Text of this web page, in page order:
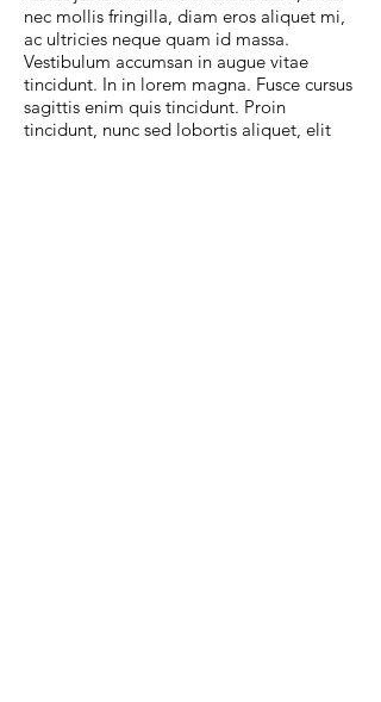
nec mollis fringilla, diam eros aliquet mi,
ac ultricies neque quam id massa.
Vestibulum accumsan in augue vitae
tincidunt. In in lorem magna. Fusce cursus
sagittis enim quis tincidunt. Proin
tincidunt, nunc sed lobortis aliquet, elit